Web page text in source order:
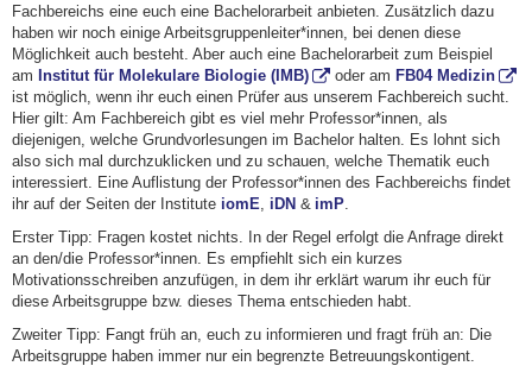
Fachbereichs eine euch eine Bachelorarbeit anbieten . Zusätzlich dazu
haben wir noch einige Arbeitsgruppenleiter*innen, bei denen diese
Möglichkeit auch besteht. Aber auch eine Bachelorarbeit zum Beispiel
am Institut für Molekulare Biologie (IMB) oder am FB04 Medizin
ist möglich, wenn ihr euch einen Prüfer aus unserem Fachbereich sucht.
Hier gilt: Am Fachbereich gibt es viel mehr Professor*innen, als
diejenigen, welche Grundvorlesungen im Bachelor halten. Es lohnt sich
also sich mal durchzuklicken und zu schauen, welche Thematik euch
interessiert. Eine Auflistung der Professor*innen des Fachbereichs findet
ihr auf der Seiten der Institute iomE iDN & imP
Erster Tipp: Fragen kostet nichts. In der Regel erfolgt die Anfrage direkt
an den/die Professor*innen. Es empfiehlt sich ein kurzes
Motivationsschreiben anzufügen, in dem ihr erklärt warum ihr euch für
diese Arbeitsgruppe bzw. dieses Thema entschieden habt.
Zweiter Tipp: Fangt früh an, euch zu informieren und fragt früh an: Die
Arbeitsgruppe haben immer nur ein begrenzte Betreuungskontigent.